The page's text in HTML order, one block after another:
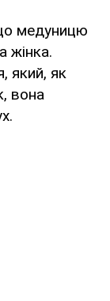
медуницю
жінка.
який, як
вона